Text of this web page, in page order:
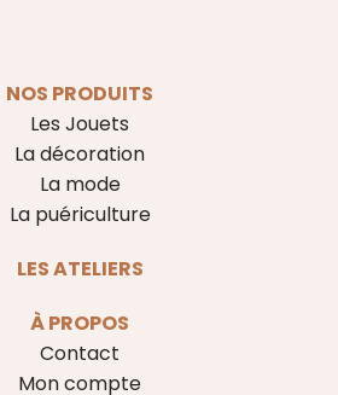
NOS PRODUITS
Les Jouets
La décoration
La mode
La puériculture
LES ATELIERS
À PROPOS
Contact
Mon compte